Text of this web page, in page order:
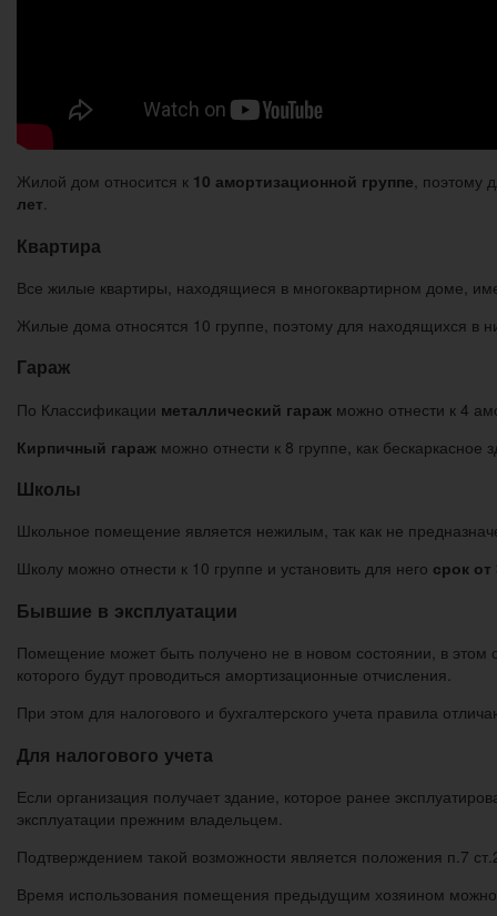
Жилой дом относится к 10 амортизационной группе, поэтому
лет.
Квартира
Все жилые квартиры, находящиеся в многоквартирном доме,
Жилые дома относятся 10 группе, поэтому для находящихся в
Гараж
По Классификации металлический гараж можно отнести к 4
Кирпичный гараж можно отнести к 8 группе, как
Школы
Школьное помещение является нежилым, так как не
Школу можно отнести к 10 группе и установить для него срок от
Бывшие в эксплуатации
Помещение может быть получено не в новом состоянии, в этом
которого будут проводиться амортизационные отчисления.
При этом для налогового и бухгалтерского учета правила
Для налогового учета
Если организация получает здание, которое ранее
эксплуатации прежним владельцем.
Подтверждением такой возможности является положения п.7
Время использования помещения предыдущим хозяином можно